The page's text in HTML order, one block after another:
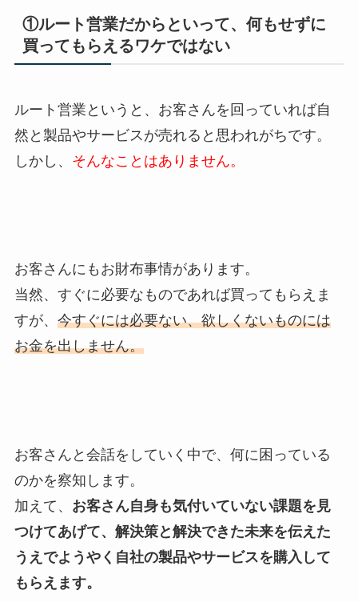
①ルート営業だからといって、何もせずに
買ってもらえるワケではない
ルート営業というと、お客さんを回っていれば自
然と製品やサービスが売れると思われがちです。
しかし、 そんなことはありません。
お客さんにもお財布事情があります。
当然、すぐに必要なものであれば買ってもらえま
すが、 今すぐには必要ない、欲しくないものには
お金を出しません。
お客さんと会話をしていく中で、何に困っている
のかを察知します。
加えて、 お客さん自身も気付いていない課題を見
つけてあげて、解決策と解決できた未来を伝えた
うえでようやく自社の製品やサービスを購入して
もらえます。